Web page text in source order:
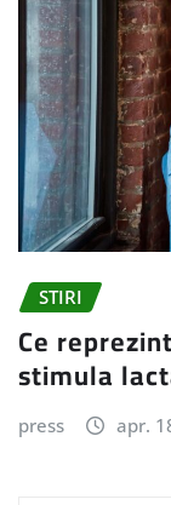
STIRI
Ce
stimula
press apr.